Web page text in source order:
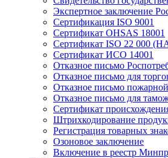
Экспертное заключение
Сертификация ISO 9001
Сертификат OHSAS 18001
Сертификат ISO 22 000
Сертификат ИСО 14001
Отказное письмо
Отказное письмо для
Отказное письмо
Отказное письмо для
Сертификат
Штрихкодирование
Регистрация товарных
Озоновое заключение
Включение в реестр